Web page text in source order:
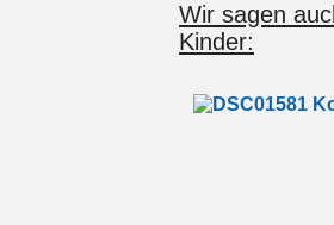
Wir sagen
Kinder: